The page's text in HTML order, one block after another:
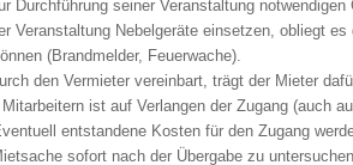
Durchführung seiner Veranstaltung notwendigen
Veranstaltung Nebelgeräte einsetzen, obliegt
(Brandmelder, Feuerwache).
den Vermieter vereinbart, trägt der Mieter
ist auf Verlangen der Zugang (auch
entstandene Kosten für den Zugang
sofort nach der Übergabe zu